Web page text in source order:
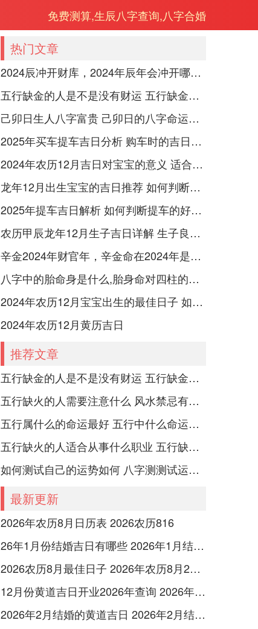
免费测算,生辰八字查询,八字合婚
热门文章
2024辰冲开财库，2024年辰年会冲开哪些人的财库
五行缺金的人是不是没有财运 五行缺金的人命运好不好
己卯日生人八字富贵 己卯日的八字命运如何
2025年买车提车吉日分析 购车时的吉日与禁忌
2024年农历12月吉日对宝宝的意义 适合龙年宝宝出生的日子有哪些
龙年12月出生宝宝的吉日推荐 如何判断吉日是否适合宝宝
2025年提车吉日解析 如何判断提车的好日子
农历甲辰龙年12月生子吉日详解 生子良辰的影响因素
辛金2024年财官年，辛金命在2024年是财官年还是财印年
八字中的胎命身是什么,胎身命对四柱的影响
2024年农历12月宝宝出生的最佳日子 如何挑选适合的吉日
2024年农历12月黄历吉日
推荐文章
五行缺金的人是不是没有财运 五行缺金的人命运好不好
五行缺火的人需要注意什么 风水禁忌有哪些
五行属什么的命运最好 五行中什么命运势旺盛
五行缺火的人适合从事什么职业 五行缺火的人适合从事的职业有哪些
如何测试自己的运势如何 八字测测试运运程
最新更新
2026年农历8月日历表 2026农历816
26年1月份结婚吉日有哪些 2026年1月结婚最佳日
2026农历8月最佳日子 2026年农历8月26日是多少号
12月份黄道吉日开业2026年查询 2026年12月黄道吉日开业大吉
2026年2月结婚的黄道吉日 2026年2月结婚黄道吉日查询最新